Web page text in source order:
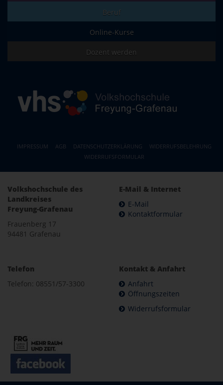
Beruf
Online-Kurse
Dozent werden
IMPRESSUM AGB DATENSCHUTZERKLÄRUNG
WIDERRUFSBELEHRUNG
WIDERRUFSFORMULAR
Volkshochschule des
Landkreises
Freyung-Grafenau
Frauenberg 17
94481 Grafenau
E-Mail & Internet
E-Mail
Kontaktformular
Telefon
Telefon: 08551/57-3300
Kontakt & Anfahrt
Anfahrt
Öffnungszeiten
Widerrufsformular